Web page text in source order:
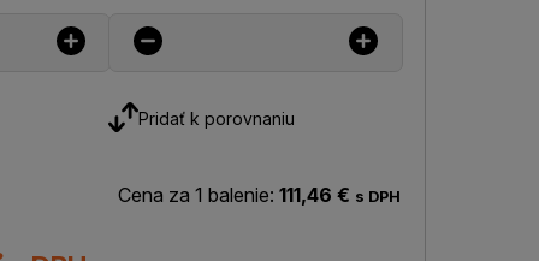
Pridať k porovnaniu
Cena za 1 balenie: 111,46 € s DPH